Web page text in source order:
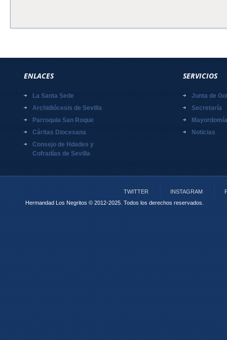
ENLACES
La Santa Sede
Archidiócesis de Sevilla
Parroquia San Roque
Cáritas Diocesana
Consejo de Hdades y
Cofradías de Sevilla
SERVICIOS
Junta de
Secretaría
Mayordomía
Noticias
TWITTER INSTAGRAM
Hermandad Los Negritos © 2012-2025. Todos los derechos reservados.